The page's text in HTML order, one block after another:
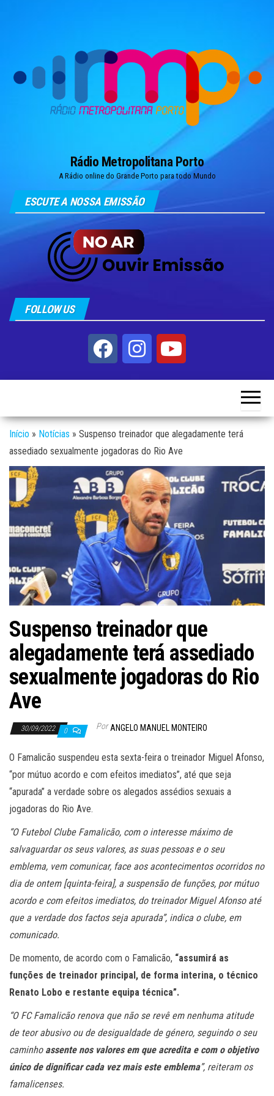
Rádio Metropolitana Porto
A Rádio online do Grande Porto para todo Mundo
ESCUTE A NOSSA EMISSÃO
FOLLOW US
Início » Notícias » Suspenso treinador que alegadamente terá
assediado sexualmente jogadoras do Rio Ave
Suspenso treinador que
alegadamente terá assediado
sexualmente jogadoras do Rio
Ave
30/09/2022 0 Por ANGELO MANUEL MONTEIRO
O Famalicão suspendeu esta sexta-feira o treinador Miguel Afonso,
“por mútuo acordo e com efeitos imediatos”, até que seja
“apurada” a verdade sobre os alegados assédios sexuais a
jogadoras do Rio Ave.
“O Futebol Clube Famalicão, com o interesse máximo de
salvaguardar os seus valores, as suas pessoas e o seu
emblema, vem comunicar, face aos acontecimentos ocorridos no
dia de ontem [quinta-feira], a suspensão de funções, por mútuo
acordo e com efeitos imediatos, do treinador Miguel Afonso até
que a verdade dos factos seja apurada”, indica o clube, em
comunicado.
De momento, de acordo com o Famalicão, “assumirá as
funções de treinador principal, de forma interina, o técnico
Renato Lobo e restante equipa técnica”.
“O FC Famalicão renova que não se revê em nenhuma atitude
de teor abusivo ou de desigualdade de género, seguindo o seu
caminhoassente nos valores em que acredita e com o objetivo
único de dignificar cada vez mais este emblema”, reiteram os
famalicenses.